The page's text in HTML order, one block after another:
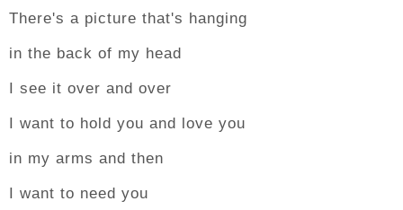
There's a picture that's hanging
in the back of my head
I see it over and over
I want to hold you and love you
in my arms and then
I want to need you